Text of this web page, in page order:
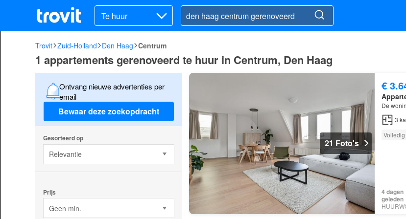
Te huur
Trovit Zuid-Holland Den Haag Centrum
1 appartements gerenoveerd te huur in Centrum, Den Haag
Ontvang nieuwe advertenties per
email
Bewaar deze zoekopdracht
Gesorteerd op
Relevantie
Prijs
Geen min.
21 Foto's
€
De
3
4 dagen
geleden